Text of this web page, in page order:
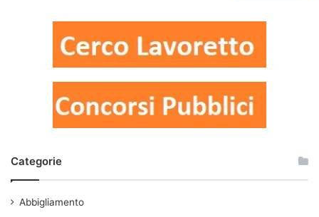
Categorie
Abbigliamento